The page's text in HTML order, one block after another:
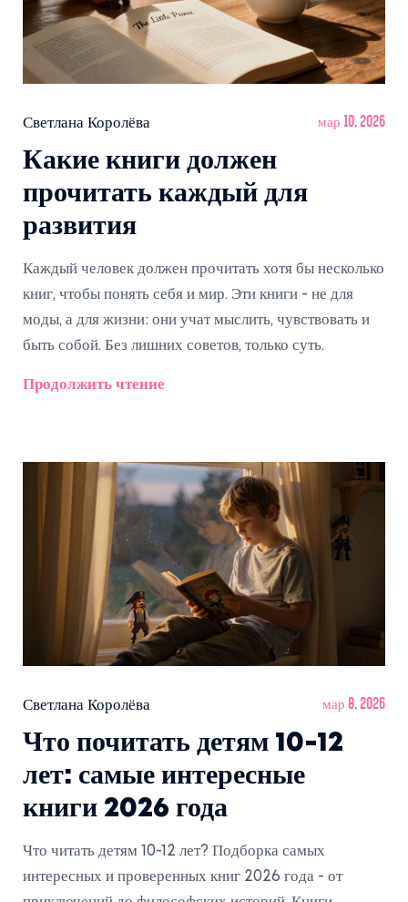
Светлана Королёва мар 10, 2026
Какие книги должен
прочитать каждый для
развития
Каждый человек должен прочитать хотя бы несколько
книг, чтобы понять себя и мир. Эти книги - не для
моды, а для жизни: они учат мыслить, чувствовать и
быть собой. Без лишних советов, только суть.
Продолжить чтение
Светлана Королёва мар 8, 2026
Что почитать детям 10-12
лет: самые интересные
книги 2026 года
Что читать детям 10-12 лет? Подборка самых
интересных и проверенных книг 2026 года - от